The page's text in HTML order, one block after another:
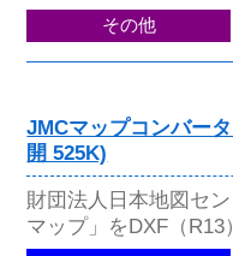
その他
JMCマップコンバー
開 525K)
財団法人日本地図セ
マップ」をDXF（R13